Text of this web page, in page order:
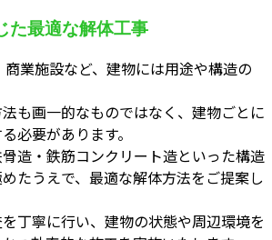
た最適な解体工事
業施設など、建物には用途や構造の
も画一的なものではなく、建物ごとに
必要があります。
造・鉄筋コンクリート造といった構造
たうえで、最適な解体方法をご提案し
丁寧に行い、建物の状態や周辺環境を